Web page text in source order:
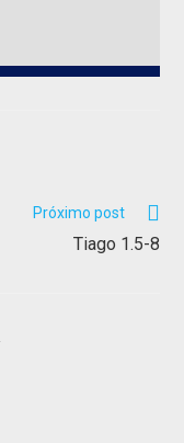
Próximo post
Tiago 1.5-8